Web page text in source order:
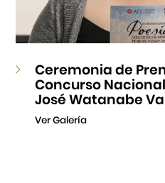
Ceremonia de
Concurso
José Watanabe
Ver Galería